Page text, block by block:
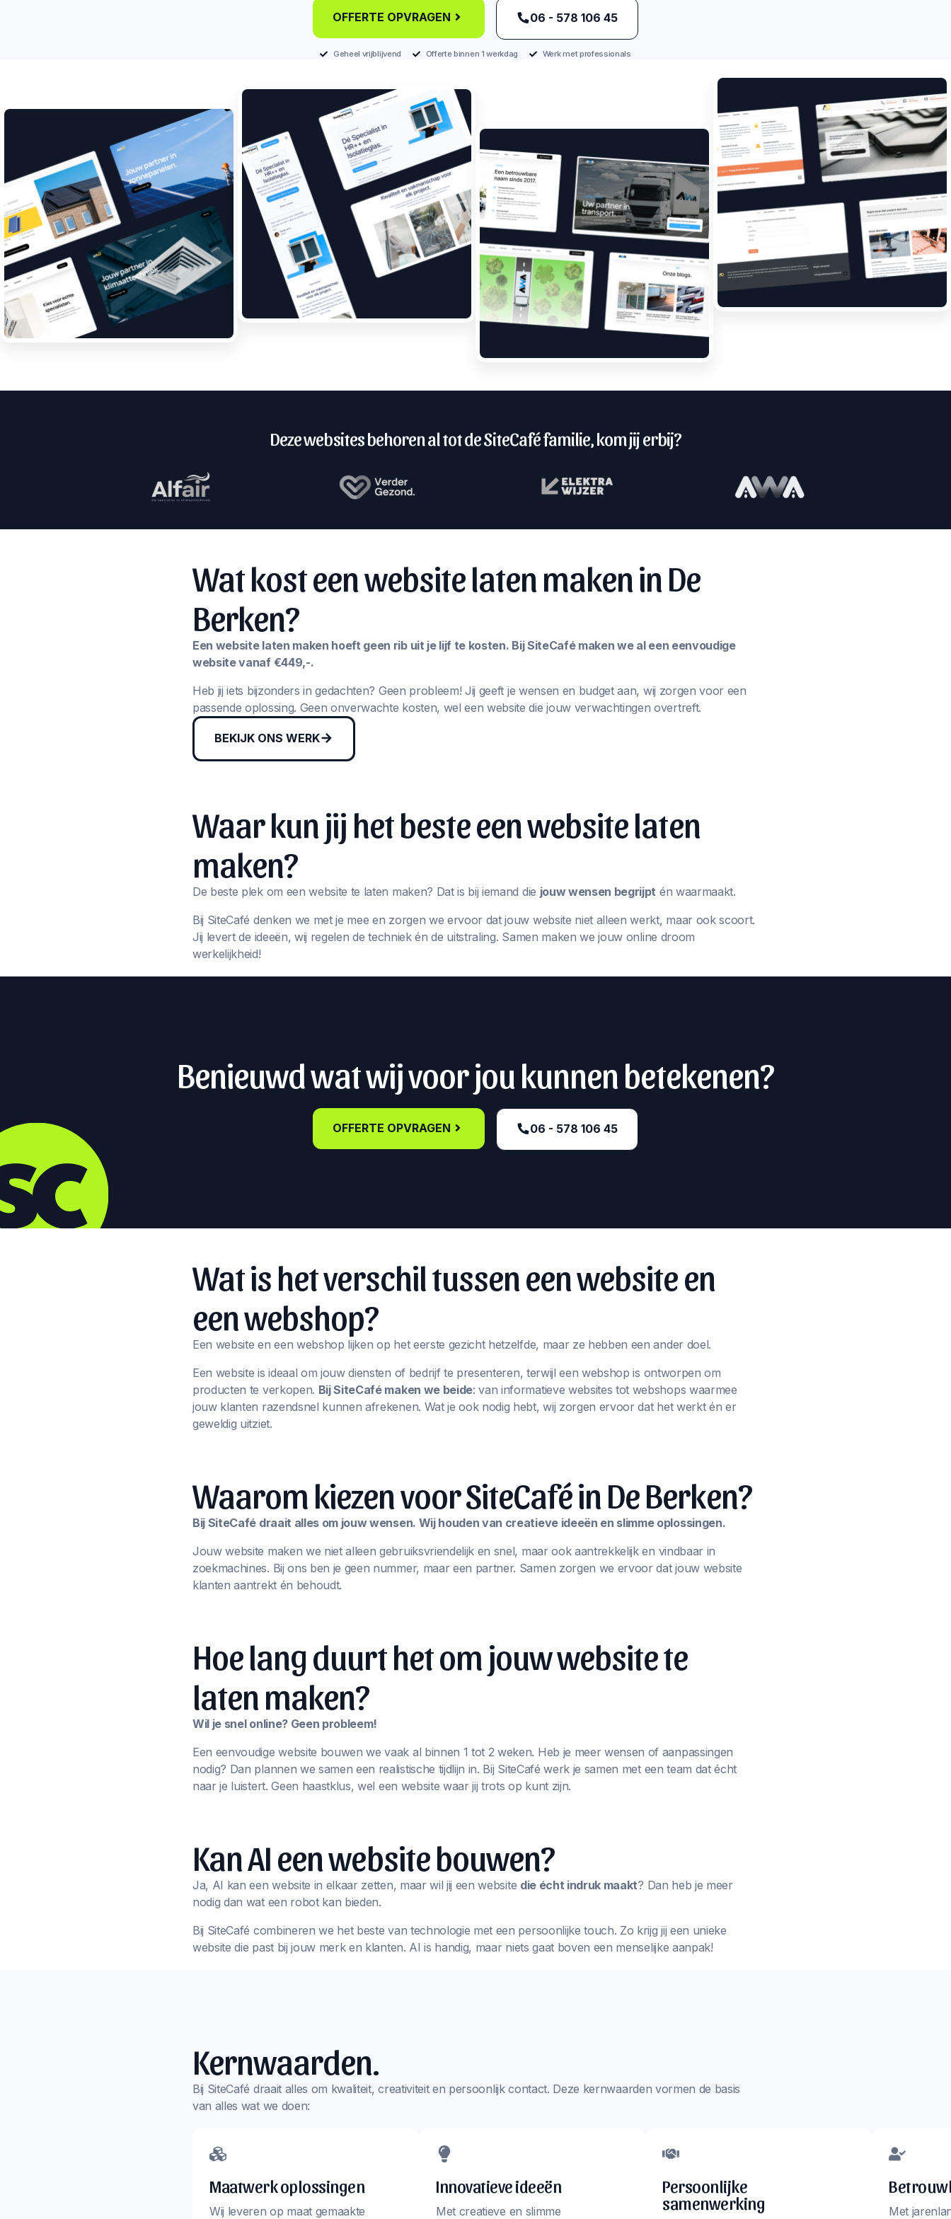
OFFERTE OPVRAGEN ‪06 - 578 106 45‬
Geheel vrijblijvend Offerte binnen 1 werkdag Werk met professionals
Deze websites behoren al tot de SiteCafé familie, kom jij erbij?
Wat kost een website laten maken in De
Berken?
Een website laten maken hoeft geen rib uit je lijf te kosten. Bij SiteCafé maken we al een eenvoudige
website vanaf €449,-.
Heb jij iets bijzonders in gedachten? Geen probleem! Jij geeft je wensen en budget aan, wij zorgen voor een
passende oplossing. Geen onverwachte kosten, wel een website die jouw verwachtingen overtreft.
BEKIJK ONS WERK
Waar kun jij het beste een website laten
maken?
De beste plek om een website te laten maken? Dat is bij iemand die jouw wensen begrijpt én waarmaakt.
Bij SiteCafé denken we met je mee en zorgen we ervoor dat jouw website niet alleen werkt, maar ook scoort.
Jij levert de ideeën, wij regelen de techniek én de uitstraling. Samen maken we jouw online droom
werkelijkheid!
Benieuwd wat wij voor jou kunnen betekenen?
OFFERTE OPVRAGEN 06 - 578 106 45‬
Wat is het verschil tussen een website en
een webshop?
Een website en een webshop lijken op het eerste gezicht hetzelfde, maar ze hebben een ander doel.
Een website is ideaal om jouw diensten of bedrijf te presenteren, terwijl een webshop is ontworpen om
producten te verkopen. Bij SiteCafé maken we beide: van informatieve websites tot webshops waarmee
jouw klanten razendsnel kunnen afrekenen. Wat je ook nodig hebt, wij zorgen ervoor dat het werkt én er
geweldig uitziet.
Waarom kiezen voor SiteCafé in De Berken?
Bij SiteCafé draait alles om jouw wensen. Wij houden van creatieve ideeën en slimme oplossingen.
Jouw website maken we niet alleen gebruiksvriendelijk en snel, maar ook aantrekkelijk en vindbaar in
zoekmachines. Bij ons ben je geen nummer, maar een partner. Samen zorgen we ervoor dat jouw website
klanten aantrekt én behoudt.
Hoe lang duurt het om jouw website te
laten maken?
Wil je snel online? Geen probleem!
Een eenvoudige website bouwen we vaak al binnen 1 tot 2 weken. Heb je meer wensen of aanpassingen
nodig? Dan plannen we samen een realistische tijdlijn in. Bij SiteCafé werk je samen met een team dat écht
naar je luistert. Geen haastklus, wel een website waar jij trots op kunt zijn.
Kan AI een website bouwen?
Ja, AI kan een website in elkaar zetten, maar wil jij een website die écht indruk maakt? Dan heb je meer
nodig dan wat een robot kan bieden.
Bij SiteCafé combineren we het beste van technologie met een persoonlijke touch. Zo krijg jij een unieke
website die past bij jouw merk en klanten. AI is handig, maar niets gaat boven een menselijke aanpak!
Kernwaarden.
Bij SiteCafé draait alles om kwaliteit, creativiteit en persoonlijk contact. Deze kernwaarden vormen de basis
van alles wat we doen:
Maatwerk oplossingen
Wij leveren op maat gemaakte
Innovatieve ideeën
Met creatieve en slimme
Persoonlijke
samenwerking
Met